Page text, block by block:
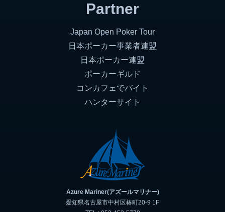
Partner
Japan Open Poker Tour
日本ポーカー事業者連盟
日本ポーカー連盟
ポーカーギルド
コンカフェでバイト
ハンターサイト
Azure Mariner(アズールマリナー)
愛知県名古屋市中村区椿町20-9 1F